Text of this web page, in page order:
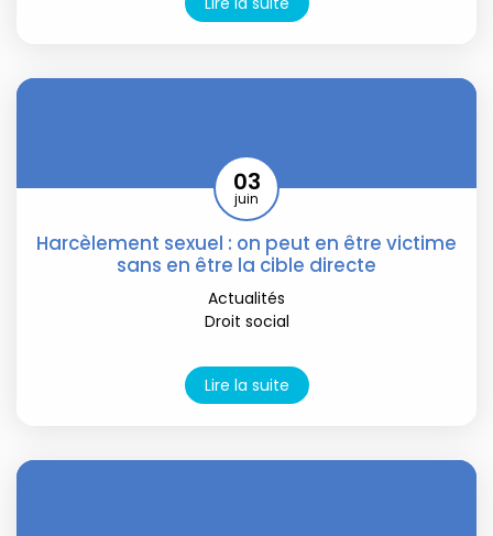
Harcèlement sexuel : on peut en être victime
sans en être la cible directe
03
juin
Actualités
Droit social
Lire la suite